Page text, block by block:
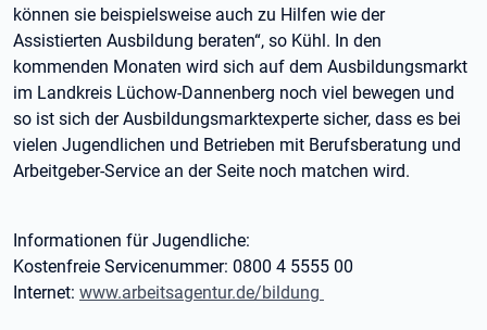
können sie beispielsweise auch zu Hilfen wie der
Assistierten Ausbildung beraten“, so Kühl. In den
kommenden Monaten wird sich auf dem Ausbildungsmarkt
im Landkreis Lüchow-Dannenberg noch viel bewegen und
so ist sich der Ausbildungsmarktexperte sicher, dass es bei
vielen Jugendlichen und Betrieben mit Berufsberatung und
Arbeitgeber-Service an der Seite noch matchen wird.
Informationen für Jugendliche:
Kostenfreie Servicenummer: 0800 4 5555 00
Internet: www.arbeitsagentur.de/bildung